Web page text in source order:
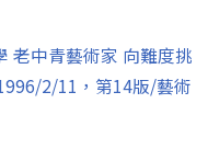
老中青藝術家 向難度挑
2/11，第14版/藝術